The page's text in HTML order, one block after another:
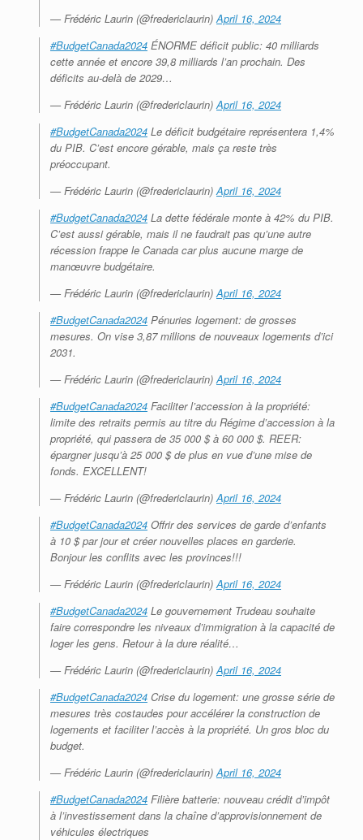
— Frédéric Laurin (@fredericlaurin) April 16, 2024
#BudgetCanada2024 ÉNORME déficit public: 40 milliards
cette année et encore 39,8 milliards l’an prochain. Des
déficits au-delà de 2029…
— Frédéric Laurin (@fredericlaurin) April 16, 2024
#BudgetCanada2024 Le déficit budgétaire représentera 1,4%
du PIB. C’est encore gérable, mais ça reste très
préoccupant.
— Frédéric Laurin (@fredericlaurin) April 16, 2024
#BudgetCanada2024 La dette fédérale monte à 42% du PIB.
C’est aussi gérable, mais il ne faudrait pas qu’une autre
récession frappe le Canada car plus aucune marge de
manœuvre budgétaire.
— Frédéric Laurin (@fredericlaurin) April 16, 2024
#BudgetCanada2024 Pénuries logement: de grosses
mesures. On vise 3,87 millions de nouveaux logements d’ici
2031.
— Frédéric Laurin (@fredericlaurin) April 16, 2024
#BudgetCanada2024 Faciliter l’accession à la propriété:
limite des retraits permis au titre du Régime d’accession à la
propriété, qui passera de 35 000 $ à 60 000 $. REER:
épargner jusqu’à 25 000 $ de plus en vue d’une mise de
fonds. EXCELLENT!
— Frédéric Laurin (@fredericlaurin) April 16, 2024
#BudgetCanada2024 Offrir des services de garde d’enfants
à 10 $ par jour et créer nouvelles places en garderie.
Bonjour les conflits avec les provinces!!!
— Frédéric Laurin (@fredericlaurin) April 16, 2024
#BudgetCanada2024 Le gouvernement Trudeau souhaite
faire correspondre les niveaux d’immigration à la capacité de
loger les gens. Retour à la dure réalité…
— Frédéric Laurin (@fredericlaurin) April 16, 2024
#BudgetCanada2024 Crise du logement: une grosse série de
mesures très costaudes pour accélérer la construction de
logements et faciliter l’accès à la propriété. Un gros bloc du
budget.
— Frédéric Laurin (@fredericlaurin) April 16, 2024
#BudgetCanada2024 Filière batterie: nouveau crédit d’impôt
à l’investissement dans la chaîne d’approvisionnement de
véhicules électriques